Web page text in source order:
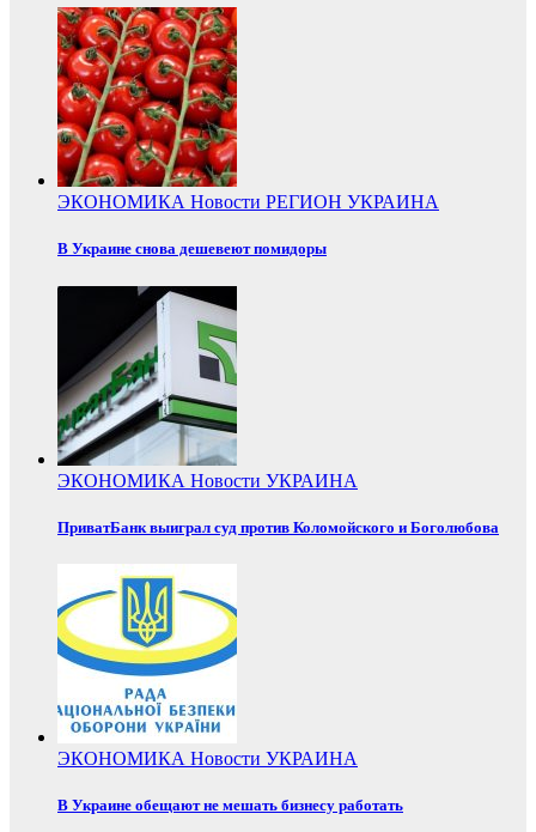
ЭКОНОМИКА Новости РЕГИОН УКРАИНА
В Украине снова дешевеют помидоры
ЭКОНОМИКА Новости УКРАИНА
ПриватБанк выиграл суд против Коломойского и Боголюбова
ЭКОНОМИКА Новости УКРАИНА
В Украине обещают не мешать бизнесу работать